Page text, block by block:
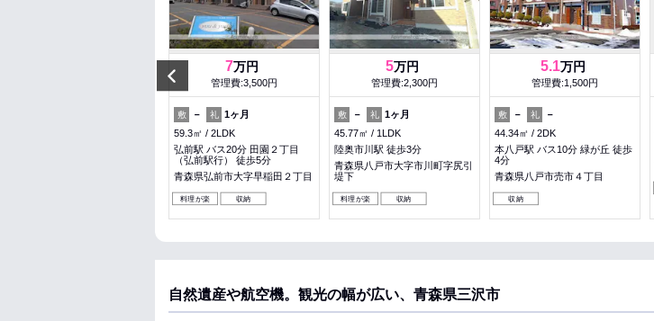
Previous
7万円
管理費:3,500円
敷 － 礼 1ヶ月
59.3㎡
2LDK
弘前駅 バス20分 田園２丁目
（弘前駅行） 徒歩5分
青森県弘前市大字早稲田２丁目
料理が楽 収納
5万円
管理費:2,300円
敷 － 礼 1ヶ月
45.77㎡
1LDK
陸奥市川駅 徒歩3分
青森県八戸市大字市川町字尻引
堤下
料理が楽 収納
5.1万円
管理費:1,500円
敷 － 礼
－
44.34㎡
2DK
本八戸駅 バス10分 緑が丘 徒歩
4分
青森県八戸市売市４丁目
収納
自然遺産や航空機。観光の幅が広い、青森県三沢市